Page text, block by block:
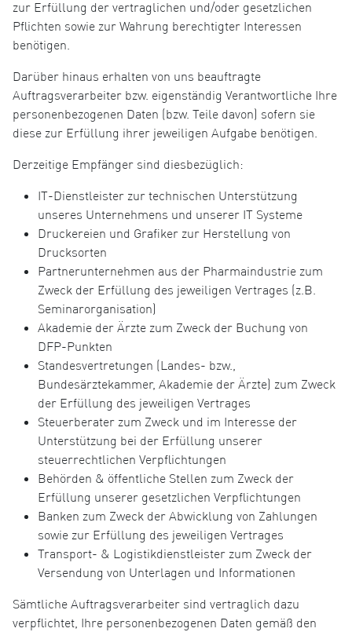
zur Erfüllung der vertraglichen und/oder gesetzlichen
Pflichten sowie zur Wahrung berechtigter Interessen
benötigen.
Darüber hinaus erhalten von uns beauftragte
Auftragsverarbeiter bzw. eigenständig Verantwortliche Ihre
personenbezogenen Daten (bzw. Teile davon) sofern sie
diese zur Erfüllung ihrer jeweiligen Aufgabe benötigen.
Derzeitige Empfänger sind diesbezüglich:
IT-Dienstleister zur technischen Unterstützung
unseres Unternehmens und unserer IT Systeme
Druckereien und Grafiker zur Herstellung von
Drucksorten
Partnerunternehmen aus der Pharmaindustrie zum
Zweck der Erfüllung des jeweiligen Vertrages (z.B.
Seminarorganisation)
Akademie der Ärzte zum Zweck der Buchung von
DFP-Punkten
Standesvertretungen (Landes- bzw.,
Bundesärztekammer, Akademie der Ärzte) zum Zweck
der Erfüllung des jeweiligen Vertrages
Steuerberater zum Zweck und im Interesse der
Unterstützung bei der Erfüllung unserer
steuerrechtlichen Verpflichtungen
Behörden & öffentliche Stellen zum Zweck der
Erfüllung unserer gesetzlichen Verpflichtungen
Banken zum Zweck der Abwicklung von Zahlungen
sowie zur Erfüllung des jeweiligen Vertrages
Transport- & Logistikdienstleister zum Zweck der
Versendung von Unterlagen und Informationen
Sämtliche Auftragsverarbeiter sind vertraglich dazu
verpflichtet, Ihre personenbezogenen Daten gemäß den